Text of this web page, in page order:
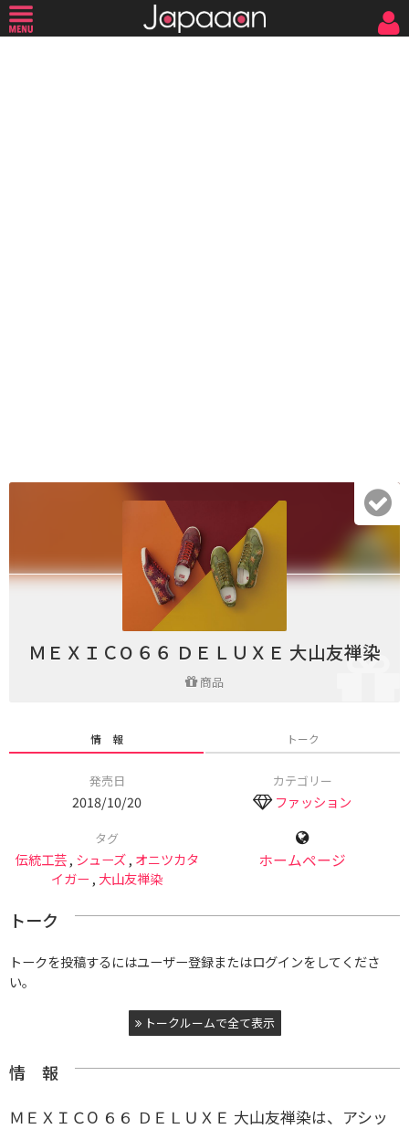
ＭＥＸＩＣO ６６ ＤＥＬＵＸＥ 大山友禅染
商品
情 報 トーク
発売日
2018/10/20
カテゴリー
ファッション
タグ
伝統工芸, シューズ, オニツカタ
イガー , 大山友禅染
ホームページ
トーク
トークを投稿するにはユーザー登録またはログインをしてくださ
い。
トークルームで全て表示
情 報
ＭＥＸＩＣO ６６ ＤＥＬＵＸＥ 大山友禅染は、アシッ